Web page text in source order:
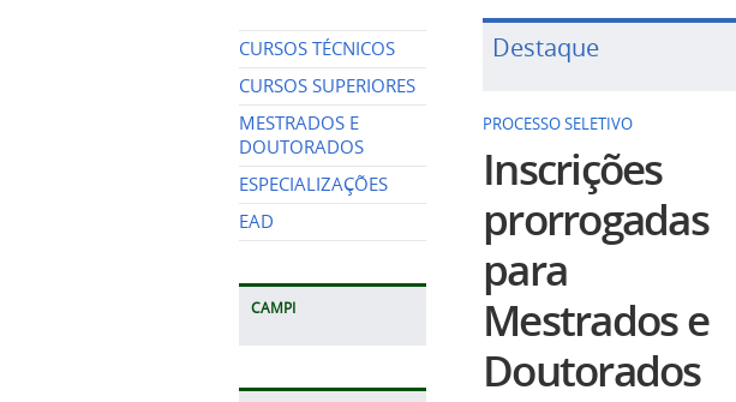
CURSOS TÉCNICOS
CURSOS SUPERIORES
MESTRADOS E
DOUTORADOS
ESPECIALIZAÇÕES
EAD
CAMPI
Destaque
PROCESSO SELETIVO
Inscrições
prorrogadas
para
Mestrados e
Doutorados